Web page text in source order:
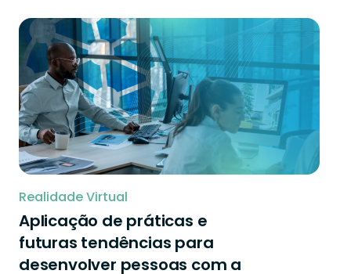
Realidade Virtual
Aplicação de práticas e
futuras tendências para
desenvolver pessoas com a